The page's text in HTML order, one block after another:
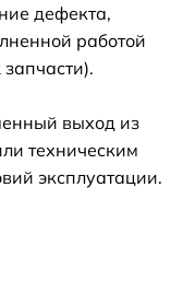
дефекта,
работой
выход из
техническим
эксплуатации.